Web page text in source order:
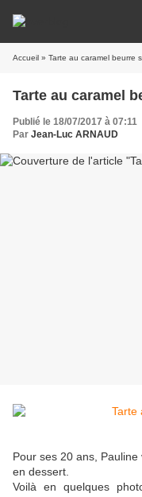
Accueil » Tarte au caramel beurre
Tarte au caramel
Publié le 18/07/2017 à 07:11
Par Jean-Luc ARNAUD
Pour ses 20 ans,
en dessert.
Voilà en quelques